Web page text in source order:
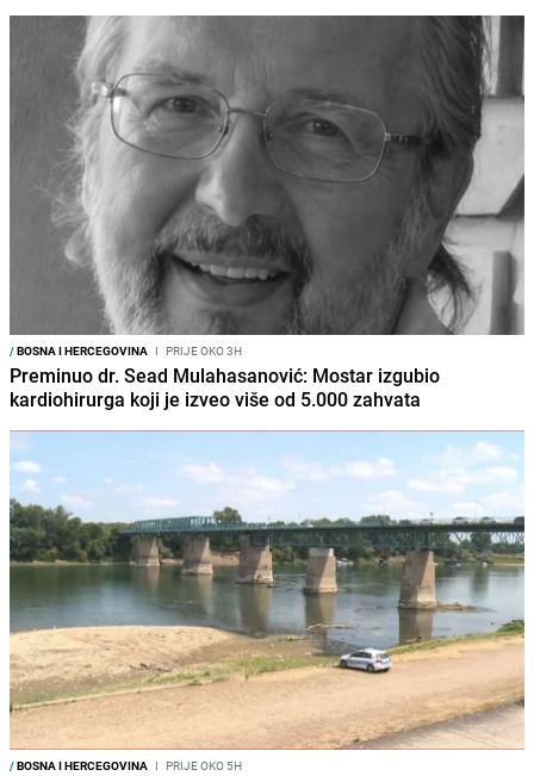
/BOSNA I HERCEGOVINA I PRIJE OKO 3H
Preminuo dr. Sead Mulahasanović: Mostar izgubio
kardiohirurga koji je izveo više od 5.000 zahvata
/BOSNA I HERCEGOVINA I PRIJE OKO 5H